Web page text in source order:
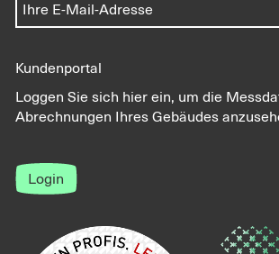
Kundenportal
Loggen Sie sich hier ein, um die
Abrechnungen Ihres Gebäudes
Login